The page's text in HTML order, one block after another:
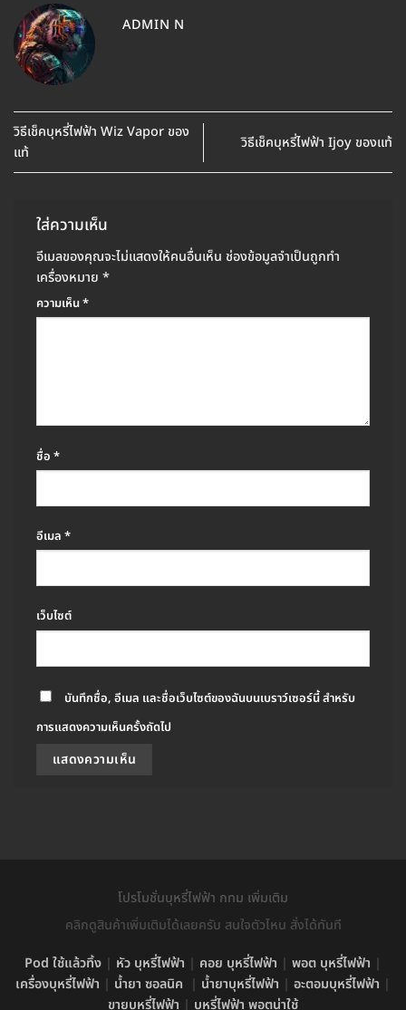
ADMIN N
วิธีเช็คบุหรี่ไฟฟ้า Wiz Vapor ของ
แท้
วิธีเช็คบุหรี่ไฟฟ้า Ijoy ของแท้
ใส่ความเห็น
อีเมลของคุณจะไม่แสดงให้คนอื่นเห็น ช่องข้อมูลจำเป็นถูกทำ
เครื่องหมาย *
ความเห็น*
ชื่อ *
อีเมล *
เว็บไซต์
บันทึกชื่อ, อีเมล และชื่อเว็บไซต์ของฉันบนเบราว์เซอร์นี้ สำหรับ
การแสดงความเห็นครั้งถัดไป
โปรโมชั่นบุหรี่ไฟฟ้า กทม เพิ่มเติม
คลิกดูสินค้าเพิ่มเติมได้เลยครับ สนใจตัวไหน สั่งได้ทันที
Pod ใช้แล้วทิ้ง | หัว บุหรี่ไฟฟ้า | คอย บุหรี่ไฟฟ้า | พอต บุหรี่ไฟฟ้า |
เครื่องบุหรี่ไฟฟ้า | น้ำยา ซอลนิค | น้ำยาบุหรี่ไฟฟ้า | อะตอมบุหรี่ไฟฟ้า |
ขายบุหรี่ไฟฟ้า | บุหรี่ไฟฟ้า พอตน่าใช้